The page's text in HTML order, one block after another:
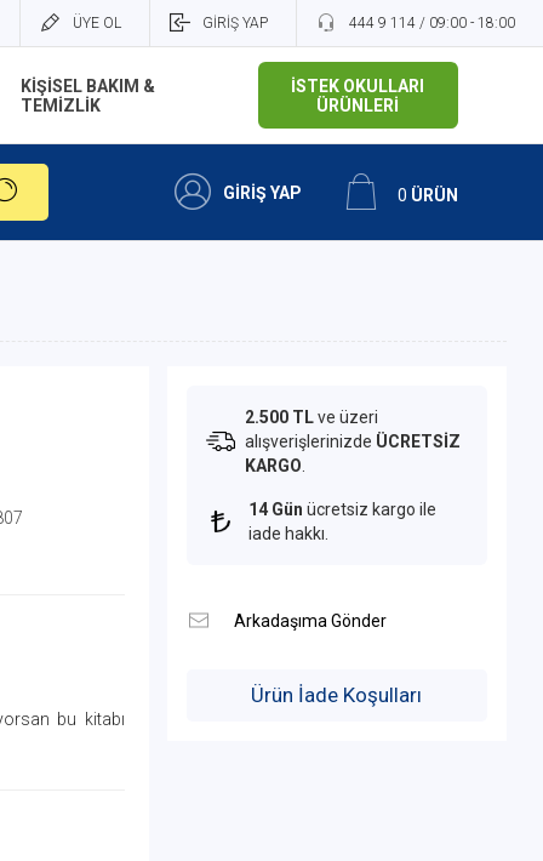
ÜYE OL GİRİŞ YAP 444 9 114 / 09:00 - 18:00
KİŞİSEL BAKIM &
TEMİZLİK
İSTEK OKULLARI
ÜRÜNLERİ
GİRİŞ YAP 0 ÜRÜN
bu kitabı
2.500 TLve üzeri
alışverişlerinizde ÜCRETSİZ
KARGO
14 Gün ücretsiz kargo ile
iade hakkı.
Ürün İade Koşulları